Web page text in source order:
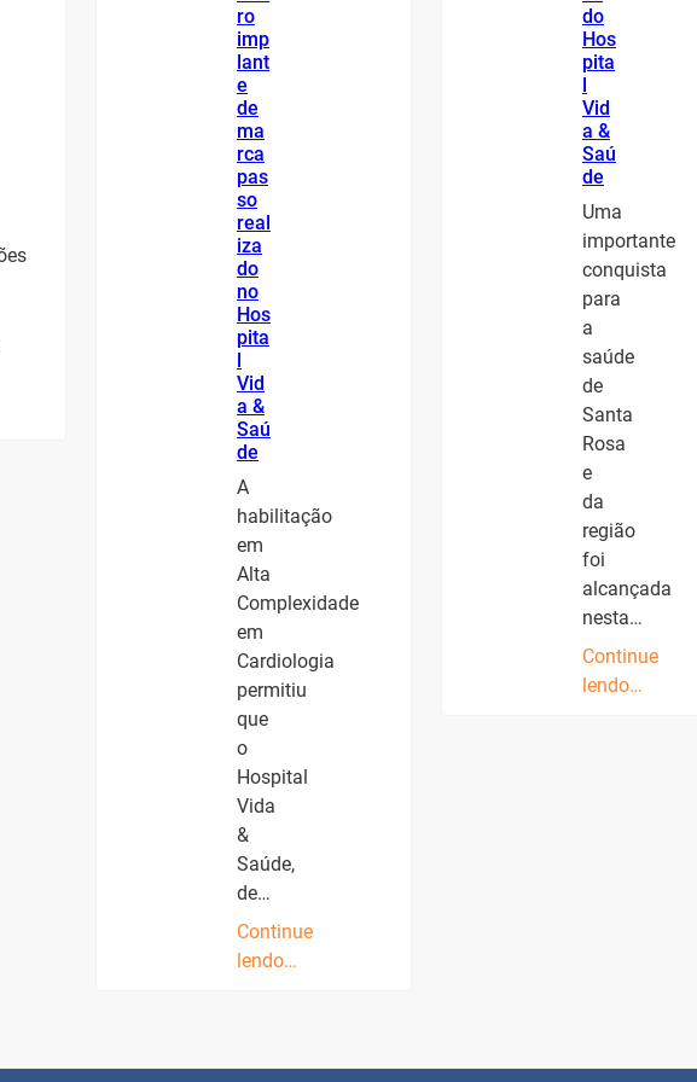
ro
imp
lant
e
de
ma
rca
pas
so
real
iza
do
no
Hos
pita
Vid
a &
Saú
de
A
habilitação
em
Alta
Complexidade
em
Cardiologia
permitiu
que
o
Hospital
Vida
&
Saúde,
de…
Continue
lendo…
do
Hos
pita
Vid
a &
Saú
de
Uma
importante
conquista
para
a
saúde
de
Santa
Rosa
e
da
região
foi
alcançada
nesta…
Continue
lendo…